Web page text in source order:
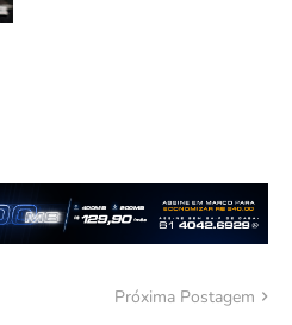
Próxima Postagem